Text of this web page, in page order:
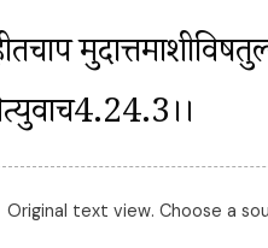
Original text view. Choose a